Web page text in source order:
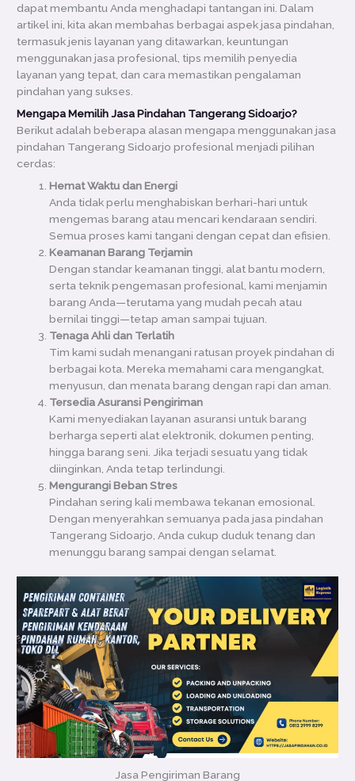
dapat membantu Anda menghadapi tantangan ini. Dalam
artikel ini, kita akan membahas berbagai aspek jasa pindahan,
termasuk jenis layanan yang ditawarkan, keuntungan
menggunakan jasa profesional, tips memilih penyedia
layanan yang tepat, dan cara memastikan pengalaman
pindahan yang sukses.
Mengapa Memilih Jasa Pindahan Tangerang Sidoarjo?
Berikut adalah beberapa alasan mengapa menggunakan jasa
pindahan Tangerang Sidoarjo profesional menjadi pilihan
cerdas:
Hemat Waktu dan Energi
Anda tidak perlu menghabiskan berhari-hari untuk
mengemas barang atau mencari kendaraan sendiri.
Semua proses kami tangani dengan cepat dan efisien.
Keamanan Barang Terjamin
Dengan standar keamanan tinggi, alat bantu modern,
serta teknik pengemasan profesional, kami menjamin
barang Anda—terutama yang mudah pecah atau
bernilai tinggi—tetap aman sampai tujuan.
Tenaga Ahli dan Terlatih
Tim kami sudah menangani ratusan proyek pindahan di
berbagai kota. Mereka memahami cara mengangkat,
menyusun, dan menata barang dengan rapi dan aman.
Tersedia Asuransi Pengiriman
Kami menyediakan layanan asuransi untuk barang
berharga seperti alat elektronik, dokumen penting,
hingga barang seni. Jika terjadi sesuatu yang tidak
diinginkan, Anda tetap terlindungi.
Mengurangi Beban Stres
Pindahan sering kali membawa tekanan emosional.
Dengan menyerahkan semuanya pada jasa pindahan
Tangerang Sidoarjo, Anda cukup duduk tenang dan
menunggu barang sampai dengan selamat.
Jasa Pengiriman Barang